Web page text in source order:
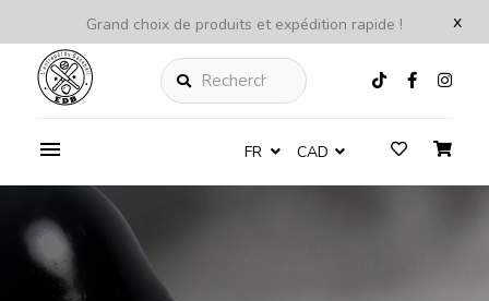
x
Grand choix de produits et expédition rapide !
Rechercher
FR CAD